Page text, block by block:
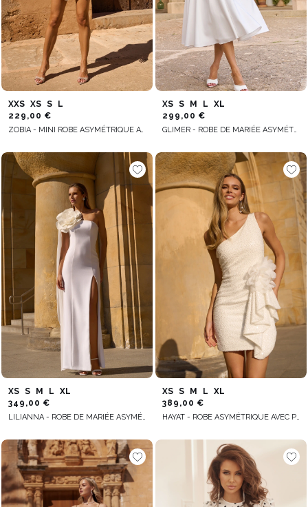
XXS XS S
L
229,00 €
ZOBIA - MINI ROBE ASYMÉTRIQUE AVEC DRAPÉS
XS S M L
XL
299,00 €
GLIMER - ROBE DE MARIÉE ASYMÉTRIQUE
XS S M L
XL
349,00 €
LILIANNA - ROBE DE MARIÉE ASYMÉTRIQUE AVEC FLEUR EMBELLIE
XS S M L
XL
389,00 €
HAYAT - ROBE ASYMÉTRIQUE AVEC PERLES ET JABOT AMOVIBLE